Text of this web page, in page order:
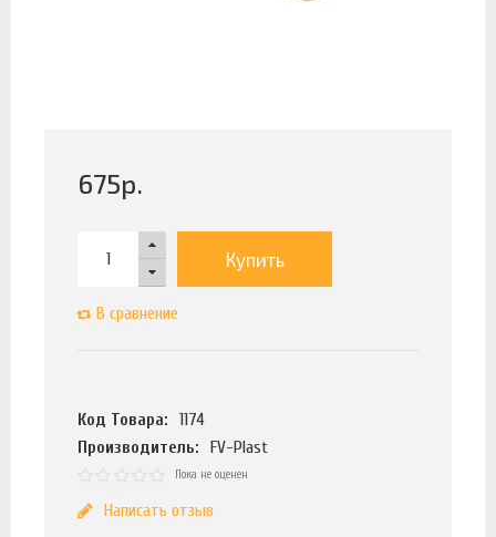
675р.
Купить
В сравнение
Код Товара:
1174
Производитель:
FV-Plast
Пока не оценен
Написать отзыв